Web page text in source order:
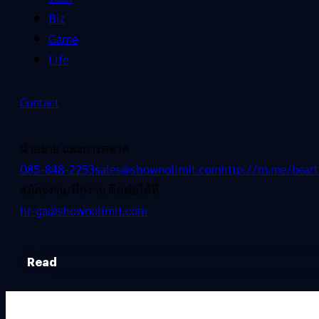
Biz
Game
Life
Contact
ฝ่ายขาย และการตลาด
085-848-2253sales@shownolimit.comhttp://m.me/
สมัครงาน/ฝึกงาน ติดต่อได้ที่
hr-ga@shownolimit.com
Read